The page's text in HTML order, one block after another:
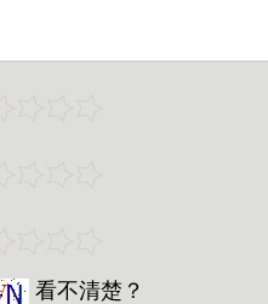
看不清楚？